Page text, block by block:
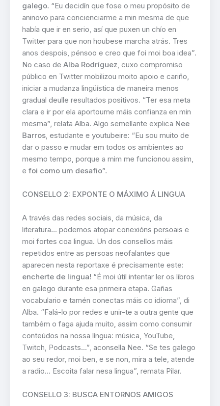
galego. “Eu decidín que fose o meu propósito de
aninovo para concienciarme a min mesma de que
había que ir en serio, así que puxen un chío en
Twitter para que non houbese marcha atrás. Tres
anos despois, pénsoo e creo que foi moi boa idea”.
No caso de Alba Rodríguez , cuxo compromiso
público en Twitter mobilizou moito apoio e cariño,
iniciar a mudanza lingüística de maneira menos
gradual deulle resultados positivos. “Ter esa meta
clara e ir por ela aportoume máis confianza en min
mesma”, relata Alba. Algo semellante explica Nee
Barros , estudante e youtubeire: “Eu sou muito de
dar o passo e mudar em todos os ambientes ao
mesmo tempo, porque a mim me funcionou assim,
e foi como um desafio”.
CONSELLO 2: EXPONTE O MÁXIMO Á LINGUA
A través das redes sociais, da música, da
literatura… podemos atopar conexións persoais e
moi fortes coa lingua. Un dos consellos máis
repetidos entre as persoas neofalantes que
aparecen nesta reportaxe é precisamente este:
encherte de lingua! “É moi útil intentar ler os libros
en galego durante esa primeira etapa. Gañas
vocabulario e tamén conectas máis co idioma”, di
Alba. “Falá-lo por redes e unir-te a outra gente que
também o faga ajuda muito, assim como consumir
conteúdos na nossa língua: música, YouTube,
Twitch, Podcasts…”, aconsella Nee. “Se tes galego
ao seu redor, moi ben, e se non, mira a tele, atende
a radio… Escoita falar nesa lingua”, remata Pilar.
CONSELLO 3: BUSCA ENTORNOS AMIGOS